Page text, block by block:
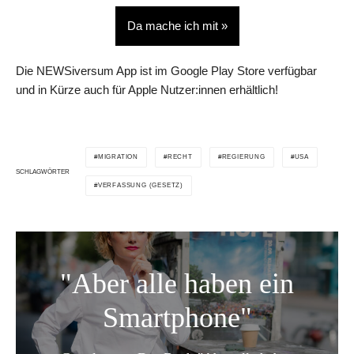
Da mache ich mit »
Die NEWSiversum App ist im Google Play Store verfügbar
und in Kürze auch für Apple Nutzer:innen erhältlich!
SCHLAGWÖRTER
MIGRATION RECHT REGIERUNG USA
VERFASSUNG (GESETZ)
"Aber alle haben ein
Smartphone"